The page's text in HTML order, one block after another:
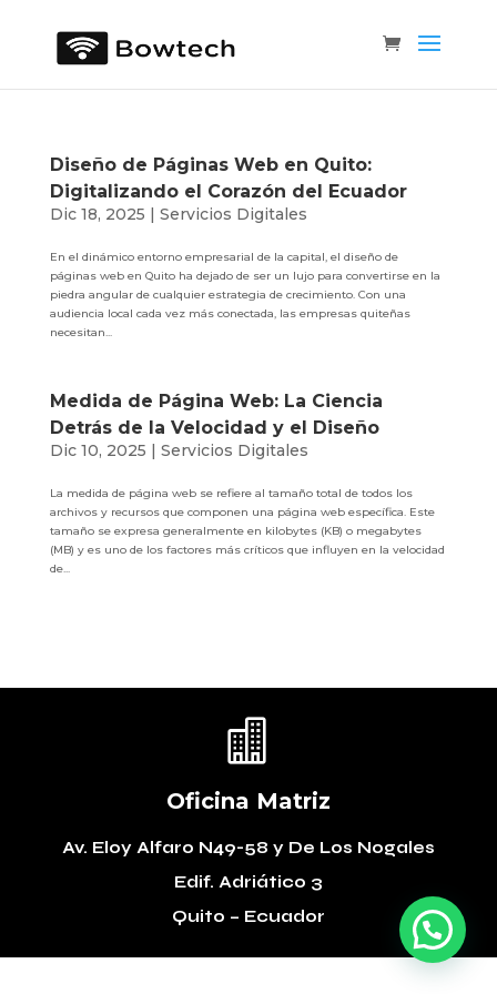
Diseño de Páginas Web en Quito:
Digitalizando el Corazón del Ecuador
Dic 18, 2025 | Servicios Digitales
En el dinámico entorno empresarial de la capital, el diseño de
páginas web en Quito ha dejado de ser un lujo para convertirse en la
piedra angular de cualquier estrategia de crecimiento. Con una
audiencia local cada vez más conectada, las empresas quiteñas
necesitan...
Medida de Página Web: La Ciencia
Detrás de la Velocidad y el Diseño
Dic 10, 2025 | Servicios Digitales
La medida de página web se refiere al tamaño total de todos los
archivos y recursos que componen una página web específica. Este
tamaño se expresa generalmente en kilobytes (KB) o megabytes
(MB) y es uno de los factores más críticos que influyen en la velocidad
de...

Oficina Matriz
Av. Eloy Alfaro N49-58 y De Los Nogales
Edif. Adriático 3
Quito – Ecuador